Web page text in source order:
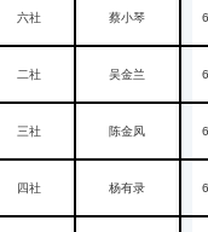
六社 蔡小琴
二社 吴金兰
三社 陈金凤
四社 杨有录